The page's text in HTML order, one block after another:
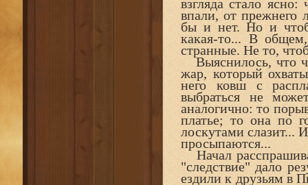
взгляда стало
впали, от прежнего
бы и нет. Но и
какая-то... В
странные. Не то,
Выяснилось, что
жар, который
него ковш с
выбраться не
аналогично: то
платье; то она по
лоскутами слазит...
просыпаются...
Начал
"следствие" дало
ездили к друзьям в